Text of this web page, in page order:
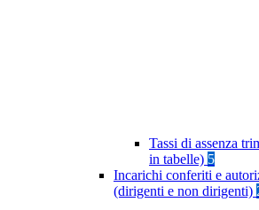
Tassi di assenza
in tabelle) 5
Incarichi conferiti e
(dirigenti e non dirigenti)